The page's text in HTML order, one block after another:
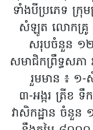
ទាំងបីប្រភេទ ក្
សំឡូត លោកគ្រូ
សរុបចំនួន ១២
សមាជិកព្រឹទ្ធសភា
រួមមាន ៖ ១
៣-អង្ករ ត្រីខ ទឹ
វាសិកដ្ឋាន ចំនួន